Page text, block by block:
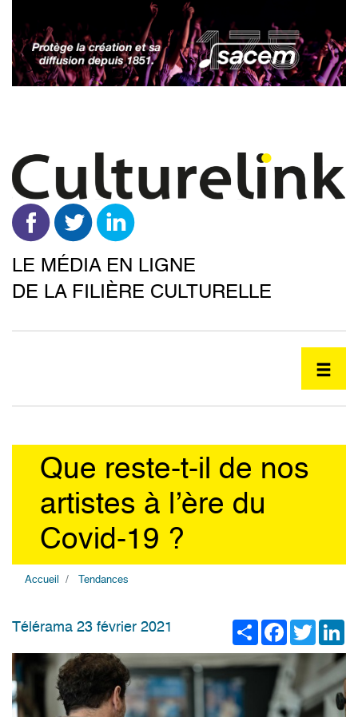
contenu
principal
LE MÉDIA EN LIGNE
DE LA FILIÈRE CULTURELLE
Que reste-t-il de nos
artistes à l’ère du
Covid-19 ?
Accueil Tendances
ShareFacebook
Twitter
Télérama 23 février 2021